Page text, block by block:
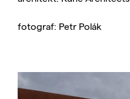
fotograf: Petr Polák